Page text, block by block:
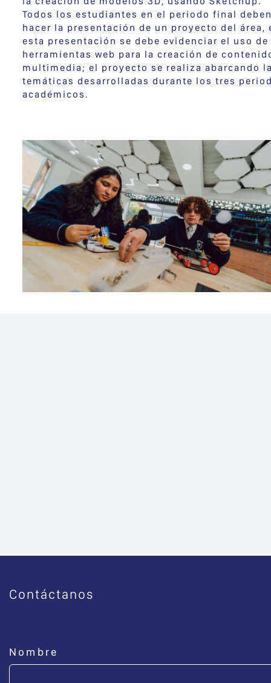
Todos los estudiantes en el periodo final
hacer la presentación de un proyecto del área,
esta presentación se debe evidenciar el uso de
herramientas web para la creación de
multimedia; el proyecto se realiza abarcando
temáticas desarrolladas durante los tres
académicos.
Contáctanos
Nombre